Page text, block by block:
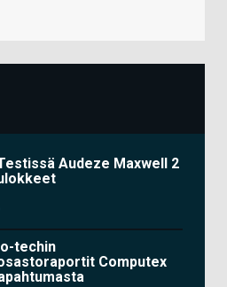
Audeze Maxwell 2
techin
Computex